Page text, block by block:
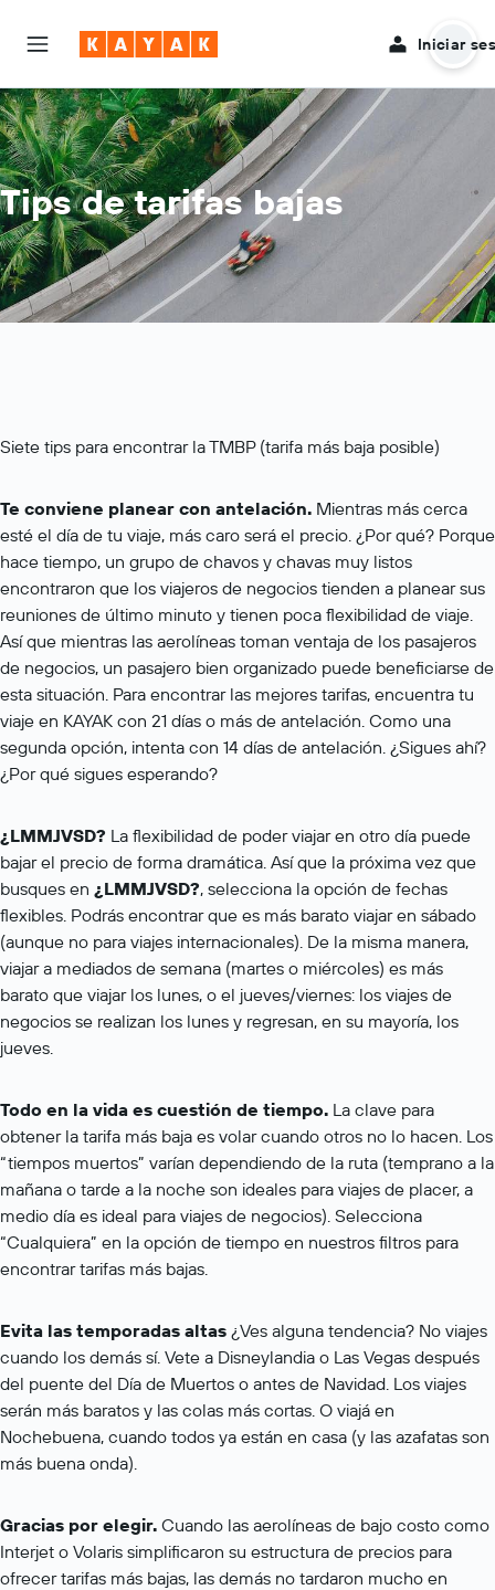
Iniciar
Tips de tarifas bajas
Siete tips para encontrar la TMBP (tarifa más baja posible)
Te conviene planear con antelación. Mientras más cerca
esté el día de tu viaje, más caro será el precio. ¿Por qué? Porque
hace tiempo, un grupo de chavos y chavas muy listos
encontraron que los viajeros de negocios tienden a planear sus
reuniones de último minuto y tienen poca flexibilidad de viaje.
Así que mientras las aerolíneas toman ventaja de los pasajeros
de negocios, un pasajero bien organizado puede beneficiarse de
esta situación. Para encontrar las mejores tarifas, encuentra tu
viaje en KAYAK con 21 días o más de antelación. Como una
segunda opción, intenta con 14 días de antelación. ¿Sigues ahí?
¿Por qué sigues esperando?
¿LMMJVSD? La flexibilidad de poder viajar en otro día puede
bajar el precio de forma dramática. Así que la próxima vez que
busques en ¿LMMJVSD?, selecciona la opción de fechas
flexibles. Podrás encontrar que es más barato viajar en sábado
(aunque no para viajes internacionales). De la misma manera,
viajar a mediados de semana (martes o miércoles) es más
barato que viajar los lunes, o el jueves/viernes: los viajes de
negocios se realizan los lunes y regresan, en su mayoría, los
jueves.
Todo en la vida es cuestión de tiempo. La clave para
obtener la tarifa más baja es volar cuando otros no lo hacen. Los
“tiempos muertos” varían dependiendo de la ruta (temprano a la
mañana o tarde a la noche son ideales para viajes de placer, a
medio día es ideal para viajes de negocios). Selecciona
“Cualquiera” en la opción de tiempo en nuestros filtros para
encontrar tarifas más bajas.
Evita las temporadas altas ¿Ves alguna tendencia? No viajes
cuando los demás sí. Vete a Disneylandia o Las Vegas después
del puente del Día de Muertos o antes de Navidad. Los viajes
serán más baratos y las colas más cortas. O viajá en
Nochebuena, cuando todos ya están en casa (y las azafatas son
más buena onda).
Gracias por elegir. Cuando las aerolíneas de bajo costo como
Interjet o Volaris simplificaron su estructura de precios para
ofrecer tarifas más bajas, las demás no tardaron mucho en